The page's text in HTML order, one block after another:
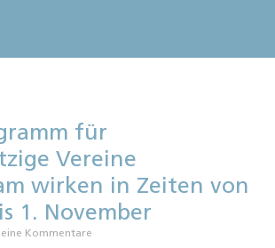
für
Vereine
wirken in Zeiten von
1. November
Kommentare